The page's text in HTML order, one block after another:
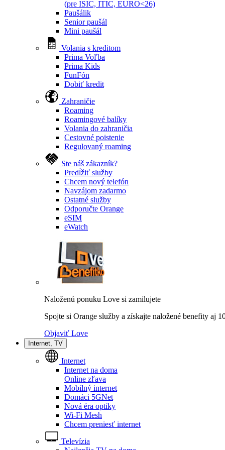
(pre ISIC, ITIC, EURO<26)
Paušálik
Senior paušál
Mini paušál
Volania s kreditom
Prima Voľba
Prima Kids
FunFón
Dobiť kredit
Zahraničie
Roaming
Roamingové balíky
Volania do zahraničia
Cestovné poistenie
Regulovaný roaming
Ste náš zákazník?
Predĺžiť služby
Chcem nový telefón
Navzájom zadarmo
Ostatné služby
Odporučte Orange
eSIM
eWatch
Naloženú ponuku Love si zamilujete
Spojte si Orange služby a získajte naložené benefity aj
Objaviť Love
Internet, TV
Internet
Internet na doma
Online zľava
Mobilný internet
Domáci 5GNet
Nová éra optiky
Wi-Fi Mesh
Chcem preniesť internet
Televízia